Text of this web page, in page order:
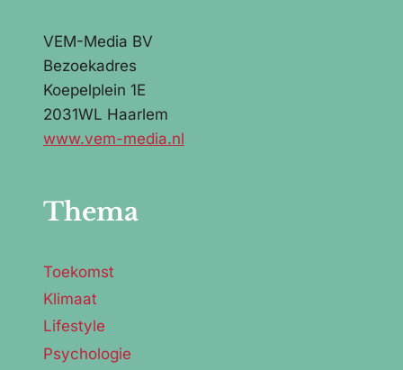
VEM-Media BV
Bezoekadres
Koepelplein 1E
2031WL Haarlem
www.vem-media.nl
Thema
Toekomst
Klimaat
Lifestyle
Psychologie